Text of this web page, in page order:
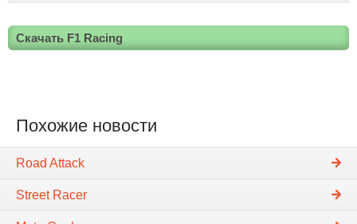
Скачать F1 Racing
Похожие новости
Road Attack
Street Racer